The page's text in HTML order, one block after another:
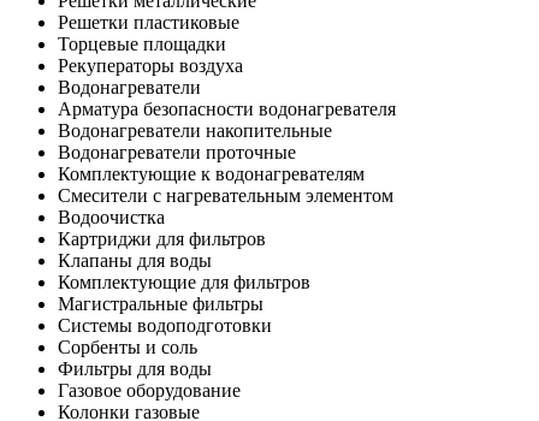
Решетки пластиковые
Торцевые площадки
Рекуператоры воздуха
Водонагреватели
Арматура безопасности водонагревателя
Водонагреватели накопительные
Водонагреватели проточные
Комплектующие к водонагревателям
Смесители с нагревательным элементом
Водоочистка
Картриджи для фильтров
Клапаны для воды
Комплектующие для фильтров
Магистральные фильтры
Системы водоподготовки
Сорбенты и соль
Фильтры для воды
Газовое оборудование
Колонки газовые